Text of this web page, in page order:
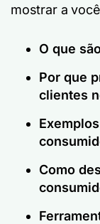
mostrar a
O que
Por que
clientes
Como